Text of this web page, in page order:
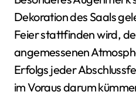
Dekoration des Saals
Feier stattfinden wird,
angemessenen
Erfolgs jeder
im Voraus darum